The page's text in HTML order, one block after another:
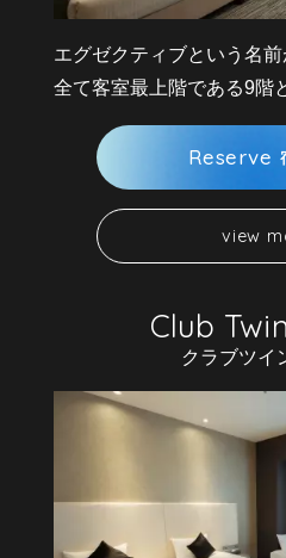
エグゼクティブという名
全て客室最上階である9階
Reserve
Reserve
view m
クラブツイ